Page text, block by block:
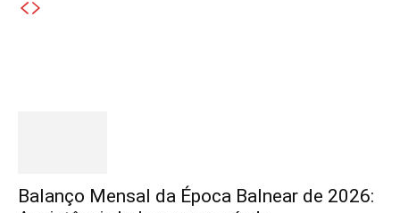
Balanço Mensal da Época Balnear de 2026: